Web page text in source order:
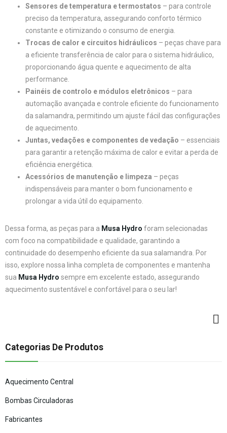
Sensores de temperatura e termostatos – para controle
preciso da temperatura, assegurando conforto térmico
constante e otimizando o consumo de energia.
Trocas de calor e circuitos hidráulicos – peças chave para
a eficiente transferência de calor para o sistema hidráulico,
proporcionando água quente e aquecimento de alta
performance.
Painéis de controlo e módulos eletrônicos – para
automação avançada e controle eficiente do funcionamento
da salamandra, permitindo um ajuste fácil das configurações
de aquecimento.
Juntas, vedações e componentes de vedação – essenciais
para garantir a retenção máxima de calor e evitar a perda de
eficiência energética.
Acessórios de manutenção e limpeza – peças
indispensáveis para manter o bom funcionamento e
prolongar a vida útil do equipamento.
Dessa forma, as peças para a Musa Hydro foram selecionadas
com foco na compatibilidade e qualidade, garantindo a
continuidade do desempenho eficiente da sua salamandra. Por
isso, explore nossa linha completa de componentes e mantenha
sua Musa Hydro sempre em excelente estado, assegurando
aquecimento sustentável e confortável para o seu lar!
Categorias De Produtos
Aquecimento Central
Bombas Circuladoras
Fabricantes